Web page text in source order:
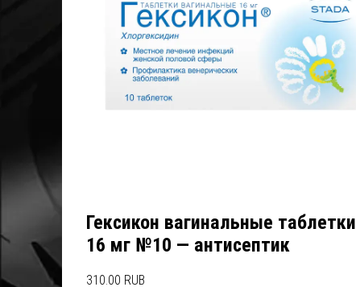
Гексикон вагинальные таблетки
16 мг №10 — антисептик
310.00 RUB